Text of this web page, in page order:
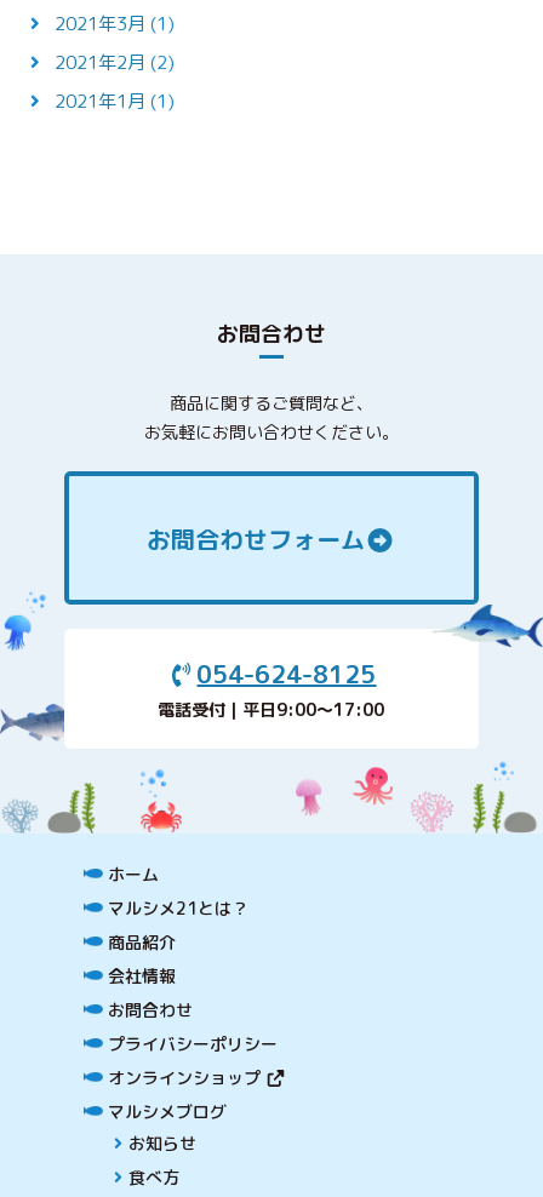
2021年3月 (1)
2021年2月 (2)
2021年1月 (1)
お問合わせ
商品に関するご質問など、
お気軽にお問い合わせください。
お問合わせフォーム
054-624-8125
電話受付｜平日9:00〜17:00
ホーム
マルシメ21とは？
商品紹介
会社情報
お問合わせ
プライバシーポリシー
オンラインショップ
マルシメブログ
お知らせ
食べ方